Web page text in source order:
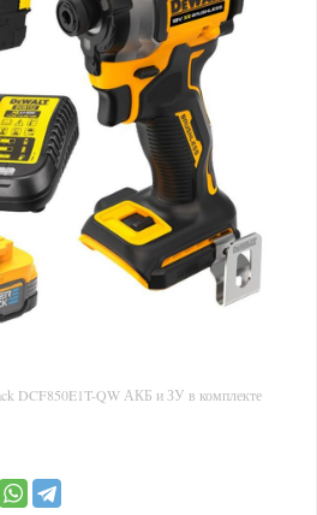
DCF850E1T-QW АКБ и ЗУ в комплекте